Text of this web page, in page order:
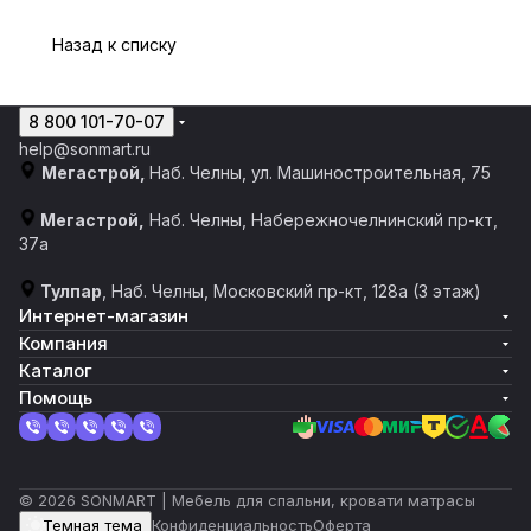
Назад к списку
8 800 101-70-07
help@sonmart.ru
Мегастрой, Наб. Челны, ул. Машиностроительная, 75
Мегастрой, Наб. Челны, Набережночелнинский пр-кт,
37а
Тулпар , Наб. Челны, ​​Московский пр-кт, 128а​ (3 этаж)
Интернет-магазин
Компания
Каталог
Помощь
© 2026 SONMART | Мебель для спальни, кровати матрасы
Темная тема
КонфиденциальностьОферта